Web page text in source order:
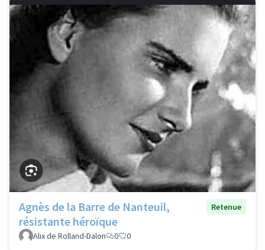
Agnès de la Barre de Nanteuil,
résistante héroïque
Retenue
Alix de Rolland-Dalon 0 0